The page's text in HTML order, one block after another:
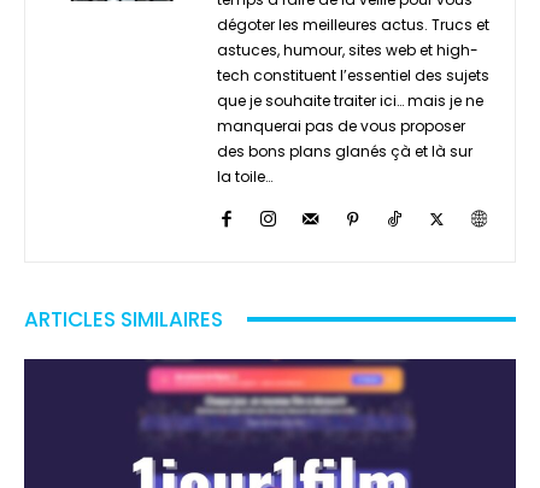
dégoter les meilleures actus. Trucs et
astuces, humour, sites web et high-
tech constituent l’essentiel des sujets
que je souhaite traiter ici… mais je ne
manquerai pas de vous proposer
des bons plans glanés çà et là sur
la toile…
ARTICLES SIMILAIRES